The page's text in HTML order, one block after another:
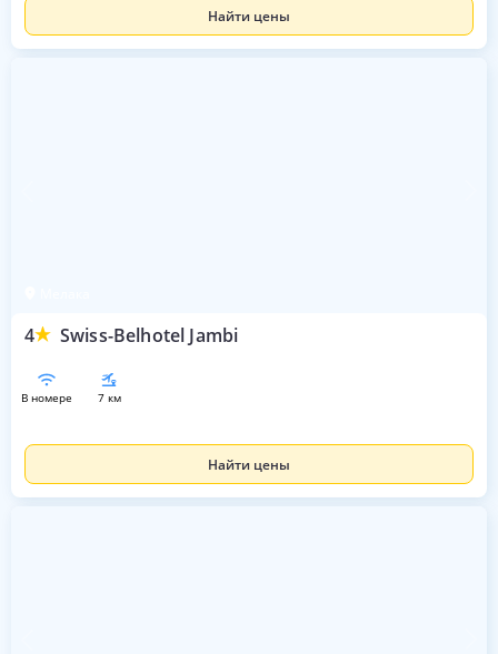
Найти цены
4 Swiss-Belhotel Jambi
в номере 7 км
Найти цены